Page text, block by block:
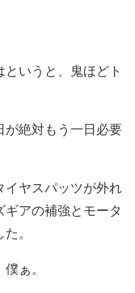
いうと、鬼ほどト
が絶対もう一日必要
イヤスパッツが外れ
アの補強とモータ
。
ぁ。